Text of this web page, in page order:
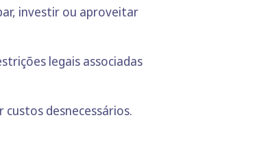
investir ou aproveitar
legais associadas
desnecessários.